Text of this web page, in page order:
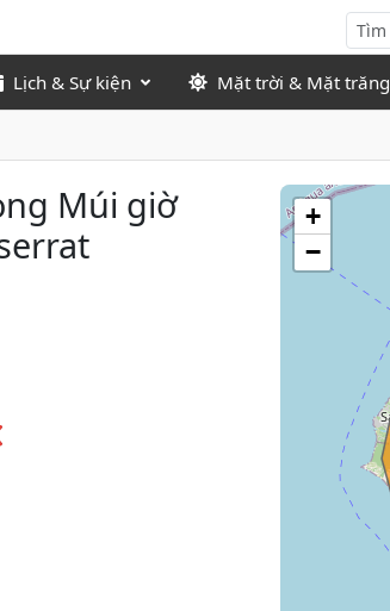
Lịch & Sự kiện Mặt trời & Mặt trăng
Múi giờ
+
−